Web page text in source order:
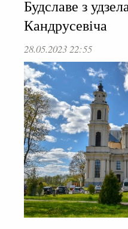
Будславе з
Кандрусевіча
28.05.2023 22:55